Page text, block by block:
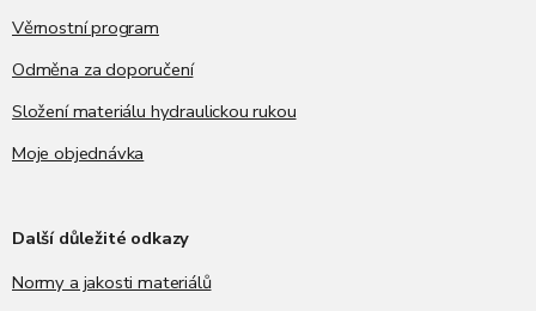
Věrnostní program
Odměna za doporučení
Složení materiálu hydraulickou rukou
Moje objednávka
Další důležité odkazy
Normy a jakosti materiálů